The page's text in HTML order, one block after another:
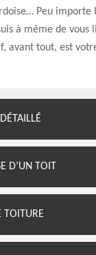
Peu importe
à même de vous
avant tout, est
D’UN TOIT
TOITURE